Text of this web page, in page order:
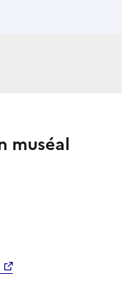
muséal